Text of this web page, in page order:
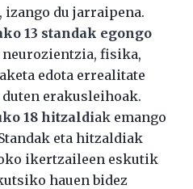
izango du jarraipena.
13 standak egongo
fisika,
edota errealitate
erakusleihoak.
18 hitzaldiak emango
eta hitzaldiak
ikertzaileen eskutik
hauen bidez